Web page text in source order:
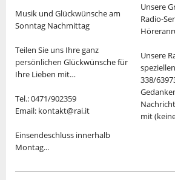
Musik und Glückwünsche am
Sonntag Nachmittag
Teilen Sie uns Ihre ganz
persönlichen Glückwünsche für
Ihre Lieben mit…
Tel.: 0471/902359
Email: kontakt@rai.it
Einsendeschluss innerhalb
Montag...
Unsere
Radio-
Unsere
338/
mit